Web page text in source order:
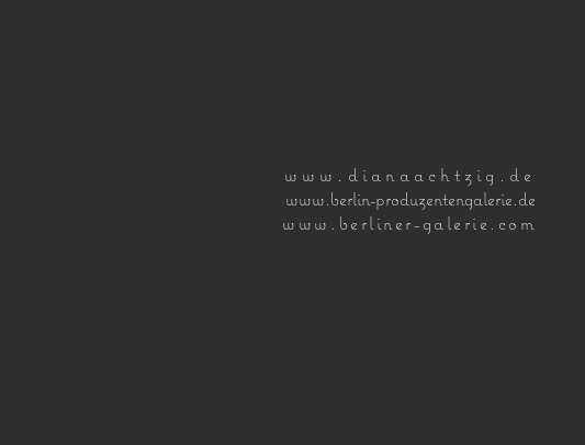
www.dianaachtzig.de
www.berlin-produzentengalerie.de
www.berliner-galerie.com